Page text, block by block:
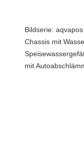
Bildserie:
Chassis mit
mit